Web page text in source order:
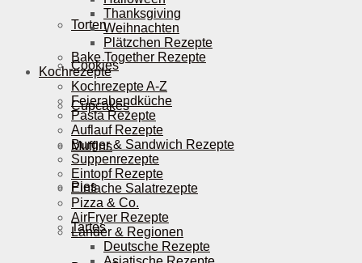
Torten
Cookies
Cupcakes
Muffins
Pies
Tartes
Thanksgiving
Weihnachten
Plätzchen Rezepte
Bake Together Rezepte
Kochrezepte
Kochrezepte A-Z
Feierabendküche
Pasta Rezepte
Auflauf Rezepte
Burger & Sandwich Rezepte
Suppenrezepte
Eintopf Rezepte
Einfache Salatrezepte
Pizza & Co.
AirFryer Rezepte
Länder & Regionen
Deutsche Rezepte